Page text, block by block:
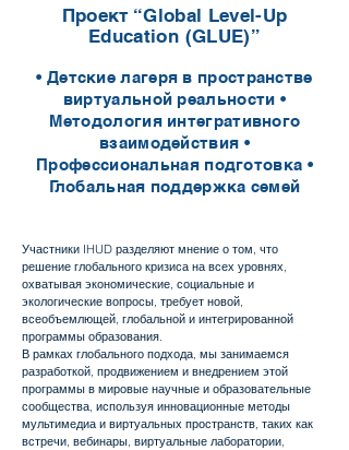
Проект “Global Level-Up
Education (GLUE)”
• Детские лагеря в пространстве
виртуальной реальности •
Методология интегративного
взаимодействия •
Профессиональная подготовка •
Глобальная поддержка семей
Участники IHUD разделяют мнение о том, что
решение глобального кризиса на всех уровнях,
охватывая экономические, социальные и
экологические вопросы, требует новой,
всеобъемлющей, глобальной и интегрированной
программы образования.
В рамках глобального подхода, мы занимаемся
разработкой, продвижением и внедрением этой
программы в мировые научные и образовательные
сообщества, используя инновационные методы
мультимедиа и виртуальных пространств, таких как
встречи, вебинары, виртуальные лаборатории,